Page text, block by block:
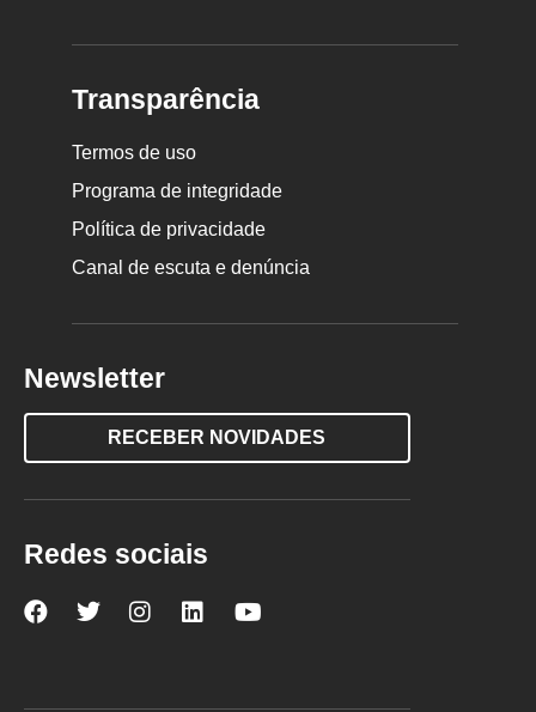
Transparência
Termos de uso
Programa de integridade
Política de privacidade
Canal de escuta e denúncia
Newsletter
RECEBER NOVIDADES
Redes sociais
NovaNova Nova Nova